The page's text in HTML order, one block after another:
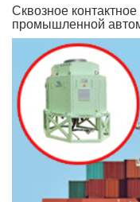
Сквозное
промышленной